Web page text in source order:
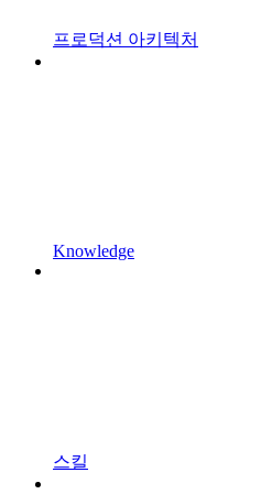
프로덕션 아키텍처
Knowledge
스킬